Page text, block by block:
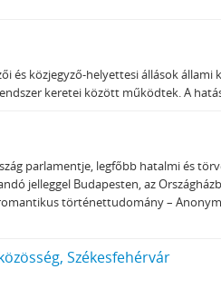
és közjegyző-helyettesi állások
keretei között működtek. A
parlamentje, legfőbb hatalmi és
jelleggel Budapesten, az
történettudomány –
Székesfehérvár